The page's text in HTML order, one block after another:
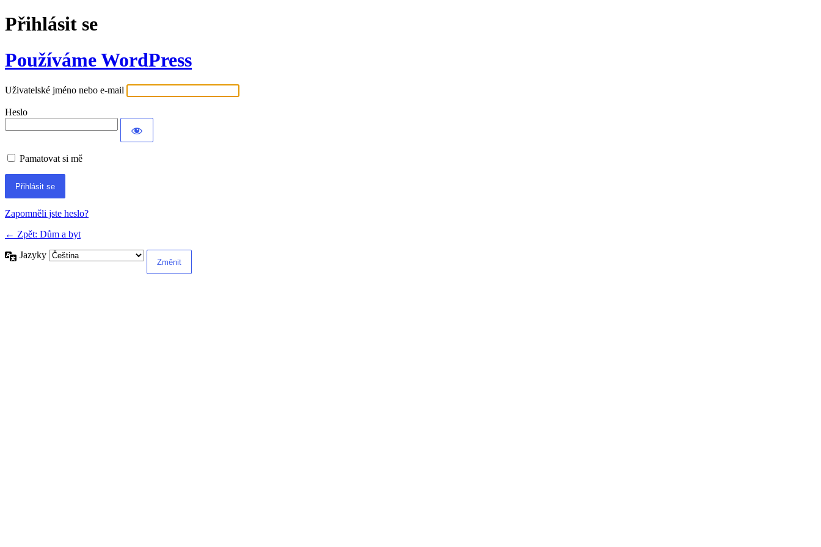
Přihlásit se
Používáme WordPress
Uživatelské jméno nebo e-mail
Heslo
Pamatovat si mě
Alternative:
Zapomněli jste heslo?
← Zpět: Dům a byt
Jazyky